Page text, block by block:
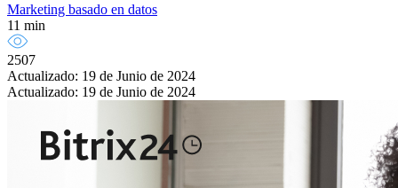
Marketing basado en datos
11 min
2507
Actualizado: 19 de Junio de 2024
Actualizado: 19 de Junio de 2024